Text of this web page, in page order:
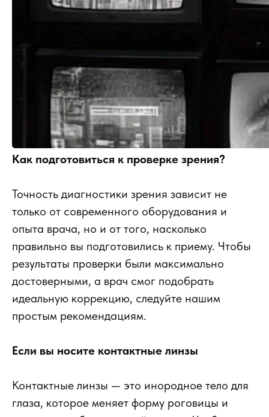
Как подготовиться к проверке зрения?
Точность диагностики зрения зависит не
только от современного оборудования и
опыта врача, но и от того, насколько
правильно вы подготовились к приему. Чтобы
результаты проверки были максимально
достоверными, а врач смог подобрать
идеальную коррекцию, следуйте нашим
простым рекомендациям.
Если вы носите контактные линзы
Контактные линзы — это инородное тело для
глаза, которое меняет форму роговицы и